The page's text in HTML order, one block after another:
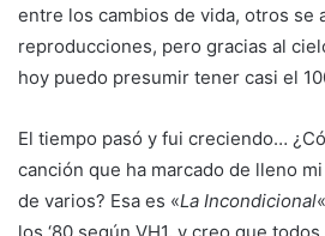
entre los cambios de vida, otros se
reproducciones, pero gracias al
hoy puedo presumir tener casi el
El tiempo pasó y fui creciendo…
canción que ha marcado de lleno
de varios? Esa es «La Incondicional